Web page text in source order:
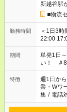
新越谷駅
■物流
勤務時間
＜1日3時間～OK！＞ ▼
22:00 17:00～22:00 な
ださい！
期間
単発1日
い！ ＃
特徴 週1日か
業・Wワ
集 / 電話